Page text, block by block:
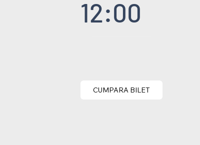
12:00
CUMPARA BILET